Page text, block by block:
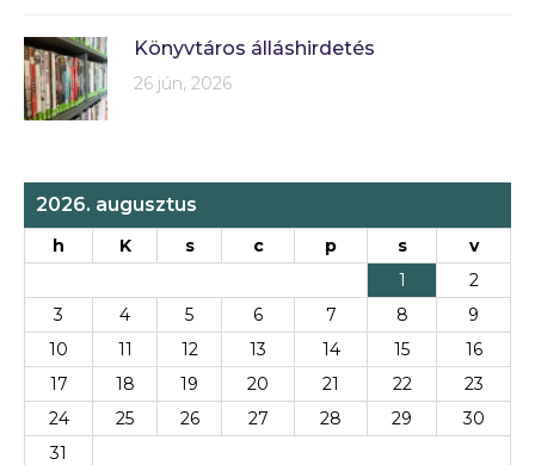
Könyvtáros álláshirdetés
26 jún, 2026
2026. augusztus
h K s c p s
v
1
2
3
4 5 6 7 8
9
10
11 12 13 14 15
16
17
18 19 20 21 22
23
24
25 26 27 28 29
30
31